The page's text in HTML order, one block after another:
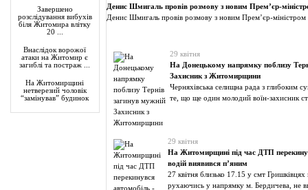
Завершено
розслідування вибухів
біля Житомира влітку
20 ...
Внаслідок ворожої
атаки на Житомир є
загиблі та постраж ...
На Житомирщині
нетверезий чоловік
“замінував” будинок
Денис Шмигаль провів розмову з новим Прем’єр-
Денис Шмигаль провів розмову з новим Прем’єр-міністром
29 квітня
На Донецькому напрямку поблизу
Захисник з Житомирщини
Черняхівська селищна рада з глибоким
те, що ще один молодий воїн-захисник
29 квітня
На Житомирщині під час ДТП
водій виявився п’яним
27 квітня близько 17.15 у смт
рухаючись у напрямку м. Бердичева, не